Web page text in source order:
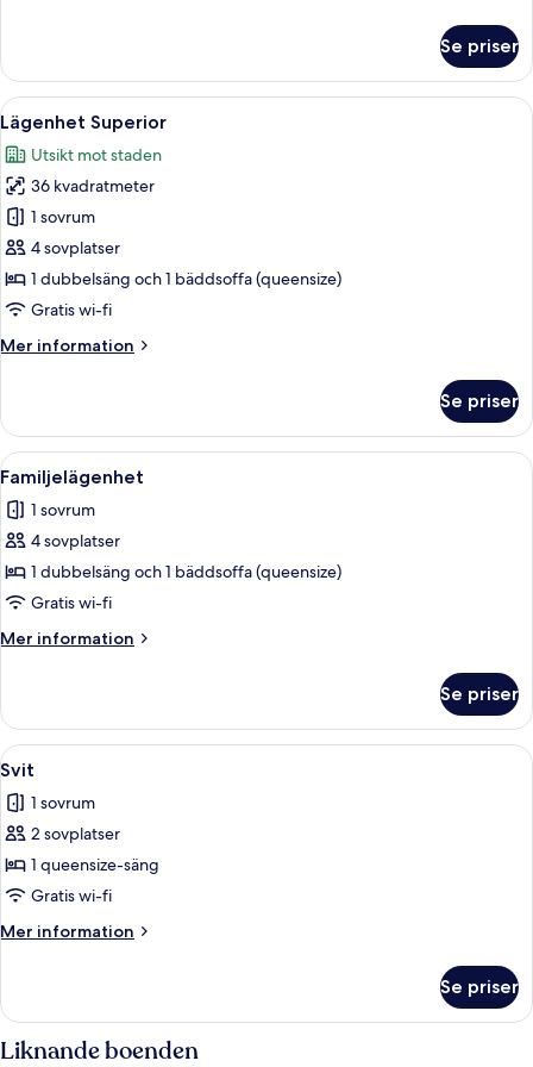
Superior
Se priser
Öppna
alla
foton
för
Lägenhet
Superior
Ett modernt rum med en soffa, ett
5
Lägenhet Superior
Utsikt mot staden
36 kvadratmeter
1 sovrum
4 sovplatser
1 dubbelsäng och 1 bäddsoffa (queensize)
Gratis wi-fi
Mer information
Mer
Superior
Se priser
Öppna
alla
foton
för
Familjelägenhet
Ett modernt vardagsrum med
4
Familjelägenhet
1 sovrum
4 sovplatser
1 dubbelsäng och 1 bäddsoffa (queensize)
Gratis wi-fi
Mer information
Mer
Se priser
Öppna
alla
foton
för
Svit
Ett modernt vardagsrum med
4
Svit
1 sovrum
2 sovplatser
1 queensize-säng
Gratis wi-fi
Mer information
Mer
Se priser
Liknande boenden